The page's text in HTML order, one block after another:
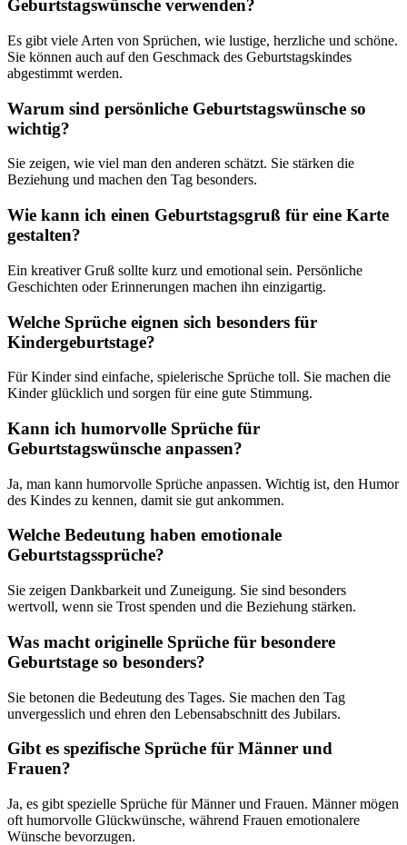
Geburtstagswünsche verwenden?
Es gibt viele Arten von Sprüchen, wie lustige, herzliche und schöne.
Sie können auch auf den Geschmack des Geburtstagskindes
abgestimmt werden.
Warum sind persönliche Geburtstagswünsche so
wichtig?
Sie zeigen, wie viel man den anderen schätzt. Sie stärken die
Beziehung und machen den Tag besonders.
Wie kann ich einen Geburtstagsgruß für eine Karte
gestalten?
Ein kreativer Gruß sollte kurz und emotional sein. Persönliche
Geschichten oder Erinnerungen machen ihn einzigartig.
Welche Sprüche eignen sich besonders für
Kindergeburtstage?
Für Kinder sind einfache, spielerische Sprüche toll. Sie machen die
Kinder glücklich und sorgen für eine gute Stimmung.
Kann ich humorvolle Sprüche für
Geburtstagswünsche anpassen?
Ja, man kann humorvolle Sprüche anpassen. Wichtig ist, den Humor
des Kindes zu kennen, damit sie gut ankommen.
Welche Bedeutung haben emotionale
Geburtstagssprüche?
Sie zeigen Dankbarkeit und Zuneigung. Sie sind besonders
wertvoll, wenn sie Trost spenden und die Beziehung stärken.
Was macht originelle Sprüche für besondere
Geburtstage so besonders?
Sie betonen die Bedeutung des Tages. Sie machen den Tag
unvergesslich und ehren den Lebensabschnitt des Jubilars.
Gibt es spezifische Sprüche für Männer und
Frauen?
Ja, es gibt spezielle Sprüche für Männer und Frauen. Männer mögen
oft humorvolle Glückwünsche, während Frauen emotionalere
Wünsche bevorzugen.